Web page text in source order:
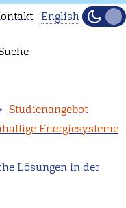
not
available
English.
English
Hell
Studienangebot
Energiesysteme
Lösungen in der